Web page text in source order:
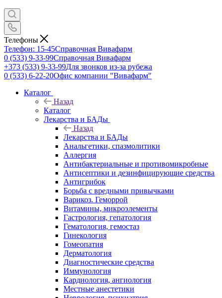
Телефоны
Телефон: 15-45Справочная Вивафарм
0 (533) 9-33-99Справочная Вивафарм
+373 (533) 9-33-99Для звонков из-за рубежа
0 (533) 6-22-20Офис компании "Вивафарм"
Каталог
Назад
Каталог
Лекарства и БАДы
Назад
Лекарства и БАДы
Анальгетики, спазмолитики
Аллергия
Антибактериальные и противомикробные
Антисептики и дезинфицирующие средства
Антигрибок
Борьба с вредными привычками
Варикоз. Геморрой
Витамины, микроэлементы
Гастрология, гепатология
Гематология, гемостаз
Гинекология
Гомеопатия
Дерматология
Диагностические средства
Иммунология
Кардиология, ангиология
Местные анестетики